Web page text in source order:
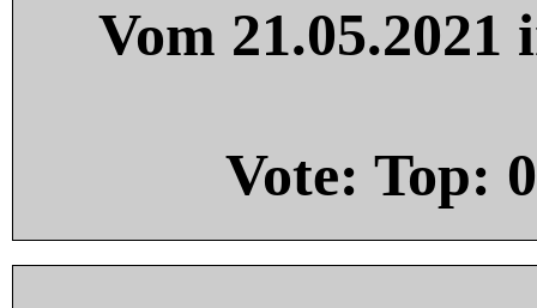
Vom
Vote: Top: 0